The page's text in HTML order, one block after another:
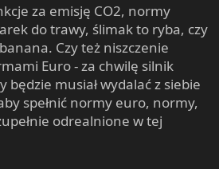
za emisję CO2, normy
do trawy, ślimak to ryba, czy
Czy też niszczenie
Euro - za chwilę silnik
będzie musiał wydalać z siebie
spełnić normy euro, normy,
odrealnione w tej